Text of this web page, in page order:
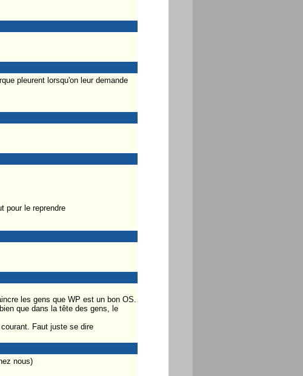
pleurent lorsqu'on leur demande
pour le reprendre
les gens que WP est un bon OS.
que dans la tête des gens, le
Faut juste se dire
nous)